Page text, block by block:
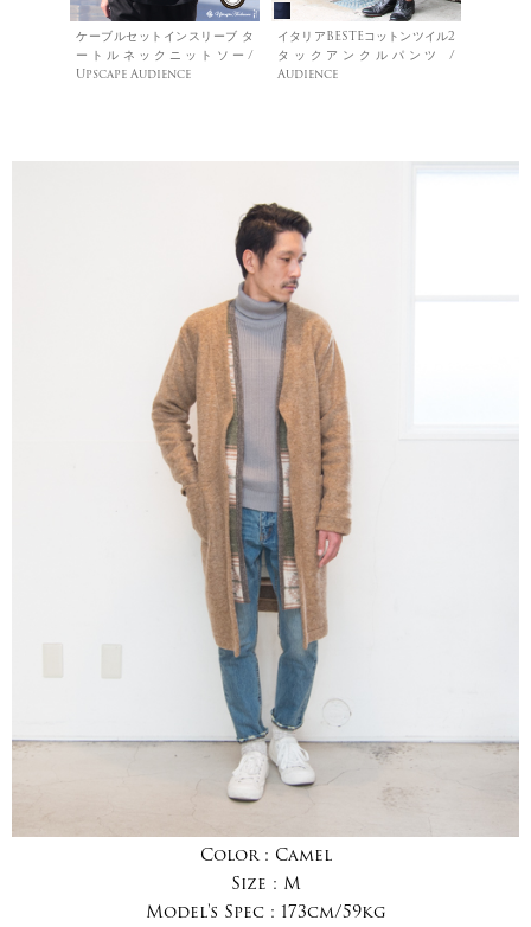
ケーブルセットインスリーブ タ
ートルネックニットソー/
Upscape Audience
イタリアBESTEコットンツイル2
タックアンクルパンツ /
Audience
Color : Camel
Size : M
Model's Spec : 173cm/59kg